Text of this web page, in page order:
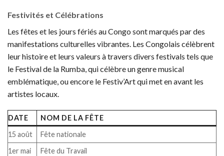
Festivités et Célébrations
Les fêtes et les jours fériés au Congo sont marqués par des
manifestations culturelles vibrantes. Les Congolais célèbrent
leur histoire et leurs valeurs à travers divers festivals tels que
le Festival de la Rumba, qui célèbre un genre musical
emblématique, ou encore le Festiv’Art qui met en avant les
artistes locaux.
DATE
NOM DE LA FÊTE
15 août
Fête nationale
1er mai
Fête du Travail